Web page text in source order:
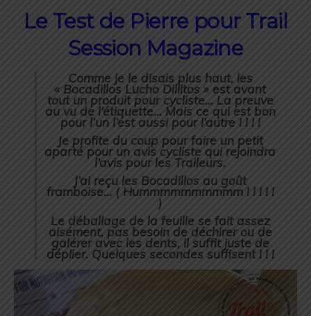
Le Test de Pierre pour Trail
Session Magazine
Comme je le disais plus haut, les
« Bocadillos Lucho Dillitos » est avant
tout un produit pour cycliste… La preuve
au vu de l’étiquette… Mais ce qui est bon
pour l’un l’est aussi pour l’autre ! ! ! !
Je profite du coup pour faire un petit
aparté pour un avis cycliste qui rejoindra
l’avis pour les Traileurs.
J’ai reçu les Bocadillos au goût
framboise… ( Hummmmmmmmmm ! ! ! ! !
)
Le déballage de la feuille se fait assez
aisément, pas besoin de déchirer ou de
galérer avec les dents, il suffit juste de
déplier. Quelques secondes suffisent ! ! !